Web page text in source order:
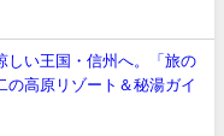
しい王国・信州へ。「旅の
の高原リゾート＆秘湯ガイ